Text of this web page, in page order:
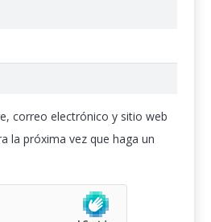
correo electrónico y sitio web
la próxima vez que haga un